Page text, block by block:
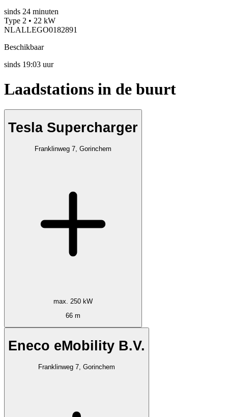
sinds 24 minuten
Type 2 • 22 kW
NLALLEGO0182891
Beschikbaar
sinds 19:03 uur
Laadstations in de buurt
Tesla Supercharger
Franklinweg 7, Gorinchem
max. 250 kW
66 m
Eneco eMobility B.V.
Franklinweg 7, Gorinchem